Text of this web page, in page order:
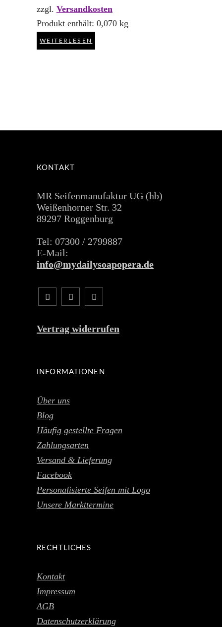
zzgl. Versandkosten
Produkt enthält: 0,070 kg
WEITERLESEN
KONTAKT
MR Seifenmanufaktur UG (hb)
Weißenhorner Str. 32
89297 Roggenburg
Tel: 07300 / 2799887
E-Mail:
info@mydailysoapopera.de
Vertrag widerrufen
INFORMATIONEN
Über uns
Blog
Häufig gestellte Fragen
Zahlungsarten
Versand & Lieferung
Facebook
Personalisierte Seifen mit Logo
Unsere Markttermine
RECHTLICHES
Kontakt
Impressum
AGB
Datenschutzerklärung